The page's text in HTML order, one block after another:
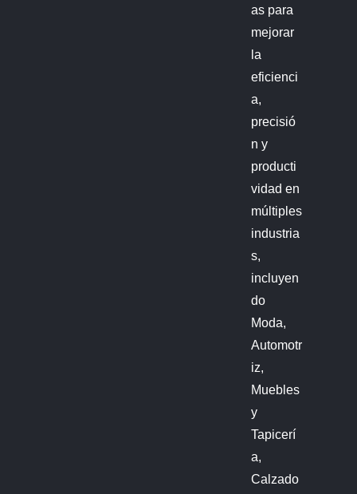
as para
mejorar
la
eficienci
a,
precisió
n y
producti
vidad en
múltiples
industria
s,
incluyen
do
Moda,
Automotr
iz,
Muebles
y
Tapicerí
a,
Calzado